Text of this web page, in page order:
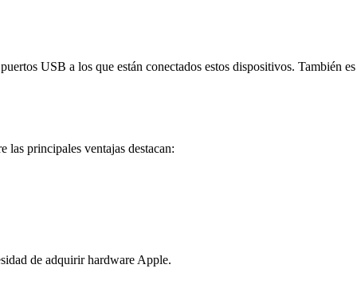
USB a los que están conectados estos dispositivos. También es
principales ventajas destacan:
de adquirir hardware Apple.